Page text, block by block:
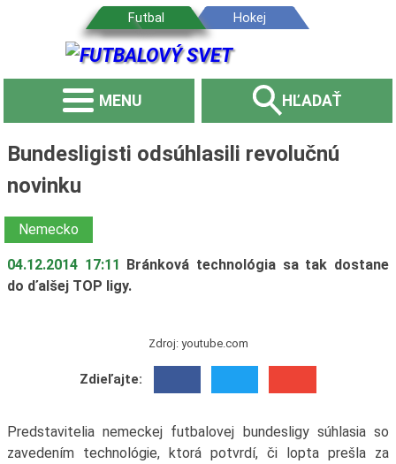
MENU HĽADAŤ
Bundesligisti odsúhlasili revolučnú
novinku
Nemecko
04.12.2014 17:11 Bránková technológia sa tak dostane
do ďalšej TOP ligy.
Zdroj: youtube.com
Zdieľajte:
Predstavitelia nemeckej futbalovej bundesligy súhlasia so
zavedením technológie, ktorá potvrdí, či lopta prešla za